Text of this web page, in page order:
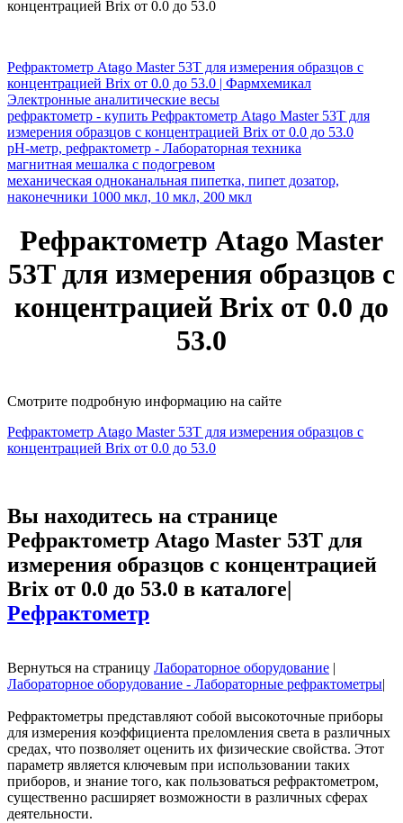
Рефрактометр Atago Master 53T для измерения образцов с
концентрацией Brix от 0.0 до 53.0 | Фармхемикал
Электронные аналитические весы
рефрактометр - купить Рефрактометр Atago Master 53T для
измерения образцов с концентрацией Brix от 0.0 до 53.0
pH-метр, рефрактометр - Лабораторная техника
магнитная мешалка c подогревом
механическая одноканальная пипетка, пипет дозатор,
наконечники 1000 мкл, 10 мкл, 200 мкл
Рефрактометр Atago Master
53T для измерения образцов с
концентрацией Brix от 0.0 до
53.0
Смотрите подробную информацию на сайте
Рефрактометр Atago Master 53T для измерения образцов с
концентрацией Brix от 0.0 до 53.0
Вы находитесь на странице
Рефрактометр Atago Master 53T для
измерения образцов с концентрацией
Brix от 0.0 до 53.0 в каталоге|
Рефрактометр
Вернуться на страницу Лабораторное оборудование |
Лабораторное оборудование - Лабораторные рефрактометры|
Рефрактометры представляют собой высокоточные приборы
для измерения коэффициента преломления света в различных
средах, что позволяет оценить их физические свойства. Этот
параметр является ключевым при использовании таких
приборов, и знание того, как пользоваться рефрактометром,
существенно расширяет возможности в различных сферах
деятельности.